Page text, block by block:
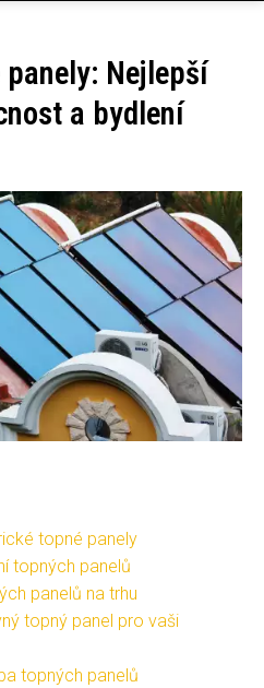
Nejlepší
a bydlení
topné panely
topných panelů
panelů na trhu
topný panel pro vaši
topných panelů